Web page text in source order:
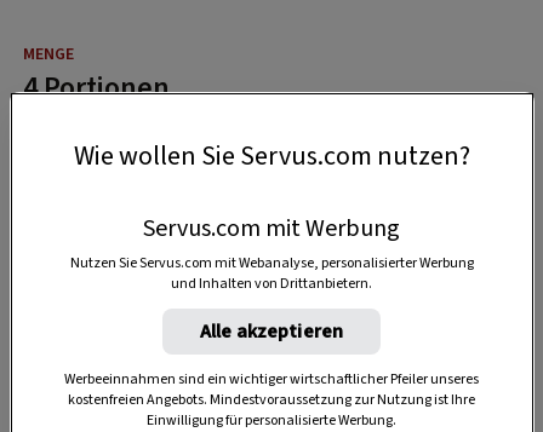
4 Portionen
Wie wollen Sie Servus.com nutzen?
Servus.com mit Werbung
Nutzen Sie Servus.com mit Webanalyse, personalisierter Werbung
und Inhalten von Drittanbietern.
Alle akzeptieren
Werbeeinnahmen sind ein wichtiger wirtschaftlicher Pfeiler unseres
kostenfreien Angebots. Mindestvoraussetzung zur Nutzung ist Ihre
Einwilligung für personalisierte Werbung.